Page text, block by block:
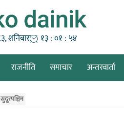
शनिबार १३ : ०१ : ५५
राजनीति समाचार अन्तरवार्ता
सुदूरपश्चिम